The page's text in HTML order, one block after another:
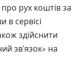
рух коштів за
в сервісі
здійснити
зв’язок» на